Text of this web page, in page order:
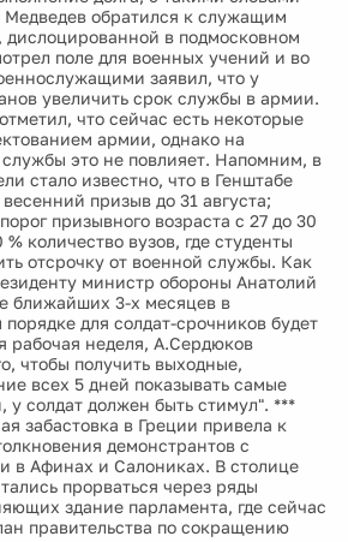
обратился к служащим
дислоцированной в подмосковном
поле для военных учений и во
заявил, что у
увеличить срок службы в армии.
что сейчас есть некоторые
армии, однако на
службы это не повлияет. Напомним, в
стало известно, что в Генштабе
призыв до 31 августа;
призывного возраста с 27 до 30
количество вузов, где студенты
отсрочку от военной службы. Как
министр обороны Анатолий
ближайших 3-х месяцев в
для солдат-срочников будет
рабочая неделя, А.Сердюков
чтобы получить выходные,
всех 5 дней показывать самые
у солдат должен быть стимул". ***
забастовка в Греции привела к
демонстрантов с
в Афинах и Салониках. В столице
прорваться через ряды
здание парламента, где сейчас
правительства по сокращению